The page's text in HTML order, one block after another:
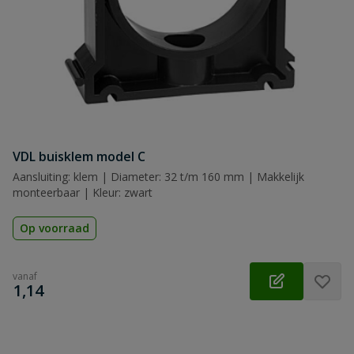
VDL buisklem model C
Aansluiting: klem | Diameter: 32 t/m 160 mm | Makkelijk
monteerbaar | Kleur: zwart
Op voorraad
vanaf
€
1,14